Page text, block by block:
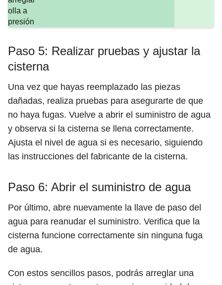
Paso 5: Realizar pruebas y ajustar la
cisterna
Una vez que hayas reemplazado las piezas
dañadas, realiza pruebas para asegurarte de que
no haya fugas. Vuelve a abrir el suministro de agua
y observa si la cisterna se llena correctamente.
Ajusta el nivel de agua si es necesario, siguiendo
las instrucciones del fabricante de la cisterna.
Paso 6: Abrir el suministro de agua
Por último, abre nuevamente la llave de paso del
agua para reanudar el suministro. Verifica que la
cisterna funcione correctamente sin ninguna fuga
de agua.
Con estos sencillos pasos, podrás arreglar una